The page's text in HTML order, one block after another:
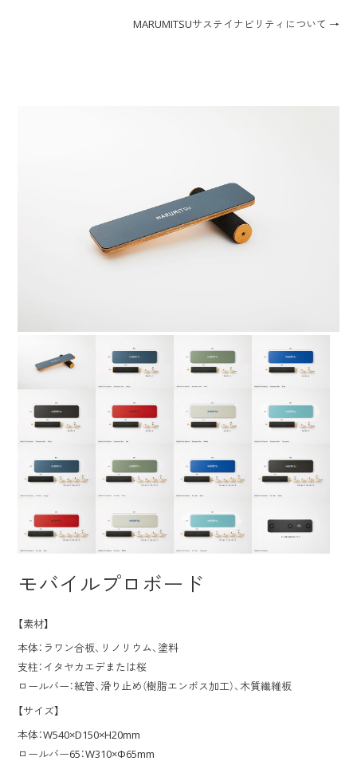
MARUMITSUサステイナビリティについて →
モバイルプロボード
【素材】
本体：ラワン合板、リノリウム、塗料
支柱：イタヤカエデまたは桜
ロールバー：紙管、滑り止め（樹脂エンボス加工）、木質繊維板
【サイズ】
本体：W540×D150×H20mm
ロールバー65：W310×Φ65mm